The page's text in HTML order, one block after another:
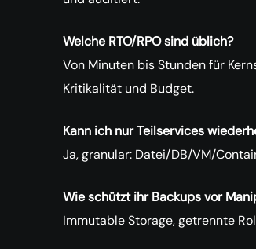
Welche RTO/RPO sind üblich?
Von Minuten bis Stunden für
Kritikalität und Budget.
Kann ich nur Teilservices
Ja, granular: Datei/DB/VM/
Wie schützt ihr Backups vor
Immutable Storage, getrennte